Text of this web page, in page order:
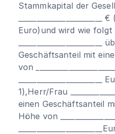
Stammkapital der
_______________________
Euro)und wird wie
Geschäftsanteil mit
von
1),Herr/Frau
einen Geschäftsanteil
Höhe von